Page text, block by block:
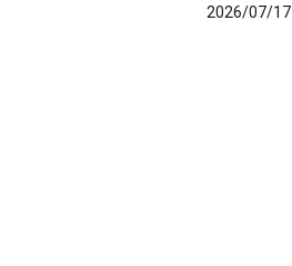
2026/07/17